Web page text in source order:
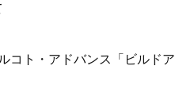
コト・アドバンス「ビルドア